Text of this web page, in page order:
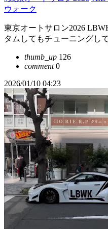
ウォーク
東京オートサロン2026
タムしてもチューニングし
thumb_up 126
comment0
2026/01/10 04:23